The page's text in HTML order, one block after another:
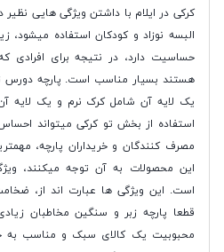
کرکی در ایلام با داشتن ویژگی هایی نظیر
البسه نوزاد و کودکان استفاده میشود،
حساسیت دارد، در نتیجه برای
هستند بسیار مناسب است. پارچه دورس
یک لایه آن شامل کرک نرم و یک لایه
استفاده از بخش تو کرکی میتواند
مصرف کنندگان و خریداران پارچه،
این محصولات به آن توجه میکنند،
است. این ویژگی ها عبارت اند از،
قطعا پارچه زبر و سنگین مخاطبان
محبوبیت یک کالای سبک و مناسب به